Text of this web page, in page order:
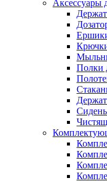
Аксессуары
Полки